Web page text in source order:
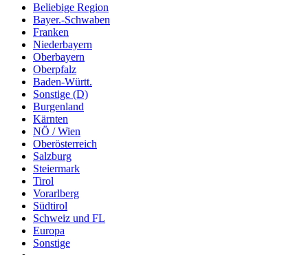
Beliebige Region
Bayer.-Schwaben
Franken
Niederbayern
Oberbayern
Oberpfalz
Baden-Württ.
Sonstige (D)
Burgenland
Kärnten
NÖ / Wien
Oberösterreich
Salzburg
Steiermark
Tirol
Vorarlberg
Südtirol
Schweiz und FL
Europa
Sonstige